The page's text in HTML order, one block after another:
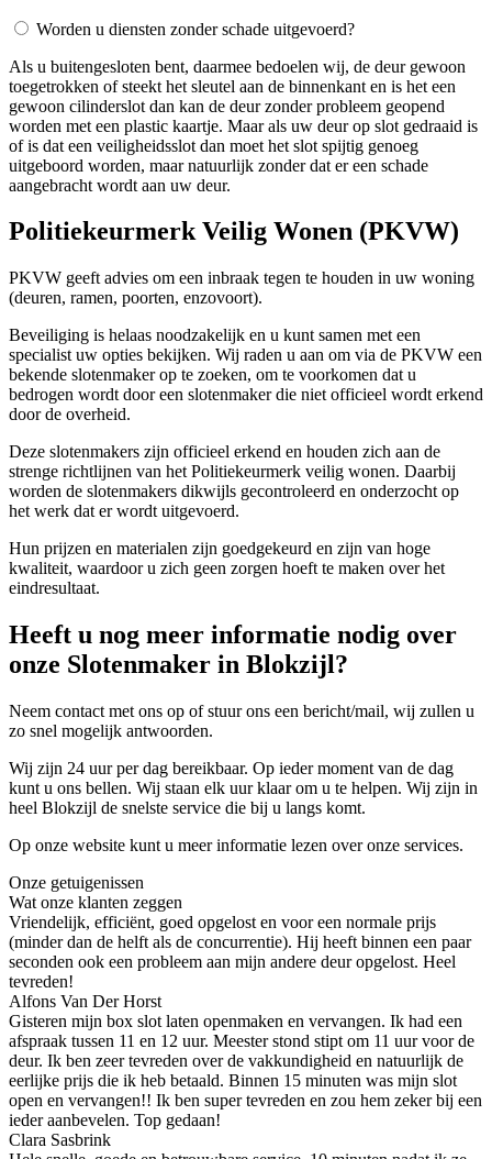
Worden u diensten zonder schade uitgevoerd?
Als u buitengesloten bent, daarmee bedoelen wij, de deur gewoon
toegetrokken of steekt het sleutel aan de binnenkant en is het een
gewoon cilinderslot dan kan de deur zonder probleem geopend
worden met een plastic kaartje. Maar als uw deur op slot gedraaid is
of is dat een veiligheidsslot dan moet het slot spijtig genoeg
uitgeboord worden, maar natuurlijk zonder dat er een schade
aangebracht wordt aan uw deur.
Politiekeurmerk Veilig Wonen (PKVW)
PKVW geeft advies om een inbraak tegen te houden in uw woning
(deuren, ramen, poorten, enzovoort).
Beveiliging is helaas noodzakelijk en u kunt samen met een
specialist uw opties bekijken. Wij raden u aan om via de PKVW een
bekende slotenmaker op te zoeken, om te voorkomen dat u
bedrogen wordt door een slotenmaker die niet officieel wordt erkend
door de overheid.
Deze slotenmakers zijn officieel erkend en houden zich aan de
strenge richtlijnen van het Politiekeurmerk veilig wonen. Daarbij
worden de slotenmakers dikwijls gecontroleerd en onderzocht op
het werk dat er wordt uitgevoerd.
Hun prijzen en materialen zijn goedgekeurd en zijn van hoge
kwaliteit, waardoor u zich geen zorgen hoeft te maken over het
eindresultaat.
Heeft u nog meer informatie nodig over
onze Slotenmaker in Blokzijl?
Neem contact met ons op of stuur ons een bericht/mail, wij zullen u
zo snel mogelijk antwoorden.
Wij zijn 24 uur per dag bereikbaar. Op ieder moment van de dag
kunt u ons bellen. Wij staan elk uur klaar om u te helpen. Wij zijn in
heel Blokzijl de snelste service die bij u langs komt.
Op onze website kunt u meer informatie lezen over onze services.
Onze getuigenissen
Wat onze klanten zeggen
Vriendelijk, efficiënt, goed opgelost en voor een normale prijs
(minder dan de helft als de concurrentie). Hij heeft binnen een paar
seconden ook een probleem aan mijn andere deur opgelost. Heel
tevreden!
Alfons Van Der Horst
Gisteren mijn box slot laten openmaken en vervangen. Ik had een
afspraak tussen 11 en 12 uur. Meester stond stipt om 11 uur voor de
deur. Ik ben zeer tevreden over de vakkundigheid en natuurlijk de
eerlijke prijs die ik heb betaald. Binnen 15 minuten was mijn slot
open en vervangen!! Ik ben super tevreden en zou hem zeker bij een
ieder aanbevelen. Top gedaan!
Clara Sasbrink